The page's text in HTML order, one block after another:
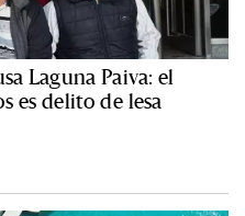
Laguna Paiva: el
es delito de lesa